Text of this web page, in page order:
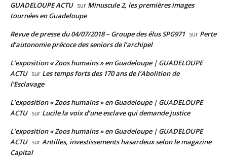
GUADELOUPE ACTU sur Minuscule 2, les premières images
tournées en Guadeloupe
Revue de presse du 04/07/2018 – Groupe des élus SPG971 sur Perte
d’autonomie précoce des seniors de l’archipel
L’exposition « Zoos humains » en Guadeloupe | GUADELOUPE
ACTU sur Les temps forts des 170 ans de l’Abolition de
l’Esclavage
L’exposition « Zoos humains » en Guadeloupe | GUADELOUPE
ACTU sur Lucile la voix d’une esclave qui demande justice
L’exposition « Zoos humains » en Guadeloupe | GUADELOUPE
ACTU surAntilles, investissements hasardeux selon le magazine
Capital